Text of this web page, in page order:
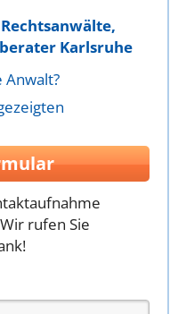
Karlsruhe
Anwalt?
rufen Sie